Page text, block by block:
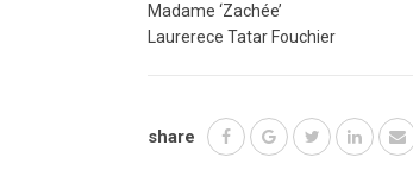
Madame ‘Zachée’
Laurerece Tatar Fouchier
share